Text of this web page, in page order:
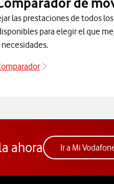
las prestaciones de todos los
para elegir el que
ahora Ir a Mi